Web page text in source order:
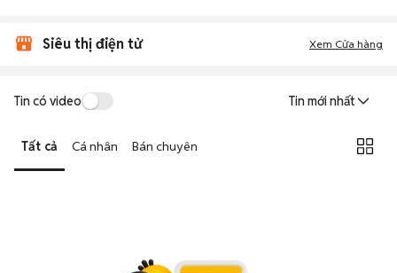
Siêu thị điện tử Xem Cửa hàng
Tin có video Tin mới nhất
Tất cả Cá nhân Bán chuyên